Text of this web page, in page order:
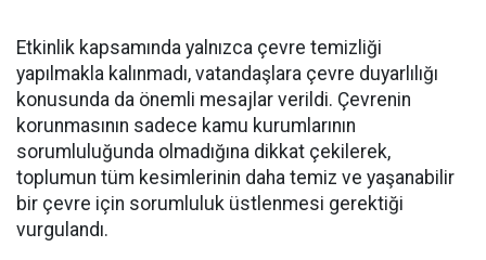
Etkinlik kapsamında yalnızca çevre temizliği
yapılmakla kalınmadı, vatandaşlara çevre duyarlılığı
konusunda da önemli mesajlar verildi. Çevrenin
korunmasının sadece kamu kurumlarının
sorumluluğunda olmadığına dikkat çekilerek,
toplumun tüm kesimlerinin daha temiz ve yaşanabilir
bir çevre için sorumluluk üstlenmesi gerektiği
vurgulandı.